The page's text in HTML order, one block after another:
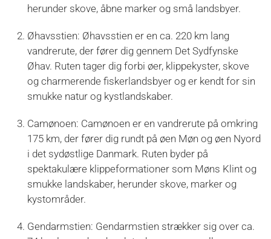
herunder skove, åbne marker og små landsbyer.
Øhavsstien: Øhavsstien er en ca. 220 km lang
vandrerute, der fører dig gennem Det Sydfynske
Øhav. Ruten tager dig forbi øer, klippekyster, skove
og charmerende fiskerlandsbyer og er kendt for sin
smukke natur og kystlandskaber.
Camønoen: Camønoen er en vandrerute på omkring
175 km, der fører dig rundt på øen Møn og øen Nyord
i det sydøstlige Danmark. Ruten byder på
spektakulære klippeformationer som Møns Klint og
smukke landskaber, herunder skove, marker og
kystområder.
Gendarmstien: Gendarmstien strækker sig over ca.